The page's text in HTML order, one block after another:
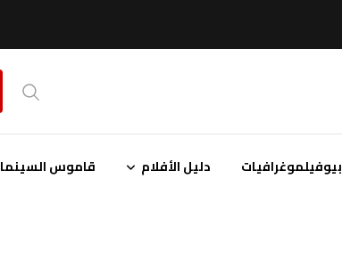
بيوفيلموغرافيات دليل الأفلام قاموس